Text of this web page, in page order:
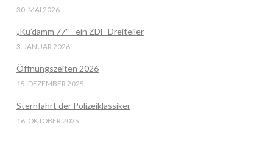
30. MAI 2026
„Ku’damm 77″– ein ZDF-Dreiteiler
3. JANUAR 2026
Öffnungszeiten 2026
15. DEZEMBER 2025
Sternfahrt der Polizeiklassiker
16. OKTOBER 2025